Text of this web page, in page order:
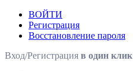
ВОЙТИ
Регистрация
Восстановление пароля
Вход/Регистрация в один клик